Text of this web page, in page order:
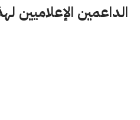
الداعمين الإعلاميين